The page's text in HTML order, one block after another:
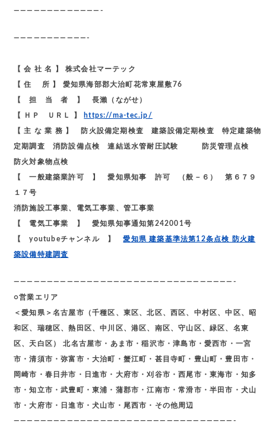
—————————————-
———————————-
【 会 社 名 】 株式会社マーテック
【 住 所 】 愛知県海部郡大治町花常東屋敷76
【 担 当 者 】 長瀨（ながせ）
【 ＨＰ ＵＲＬ 】 https://ma-tec.jp/
【 主 な 業 務 】 防火設備定期検査 建築設備定期検査 特定建築物
定期調査 消防設備点検 連結送水管耐圧試験 防災管理点検
防火対象物点検
【 一般建築業許可 】 愛知県知事 許可 （般－６） 第６７９
１７号
消防施設工事業、電気工事業、管工事業
【 電気工事業 】 愛知県知事通知第242001号
【 youtubeチャンネル 】愛知県 建築基準法第12条点検 防火建
築設備特建調査
—————————————————————————————————-
○営業エリア
＜愛知県＞名古屋市（千種区、東区、北区、西区、中村区、中区、昭
和区、瑞穂区、熱田区、中川区、港区、南区、守山区、緑区、名東
区、天白区） 北名古屋市・あま市・稲沢市・津島市・愛西市・一宮
市・清須市・弥富市・大治町・蟹江町・甚目寺町・豊山町・豊田市・
岡崎市・春日井市・日進市・大府市・刈谷市・西尾市・東海市・知多
市・知立市・武豊町・東浦・蒲郡市・江南市・常滑市・半田市・犬山
市・大府市・日進市・犬山市・尾西市・その他周辺
—————————————————————————————————-